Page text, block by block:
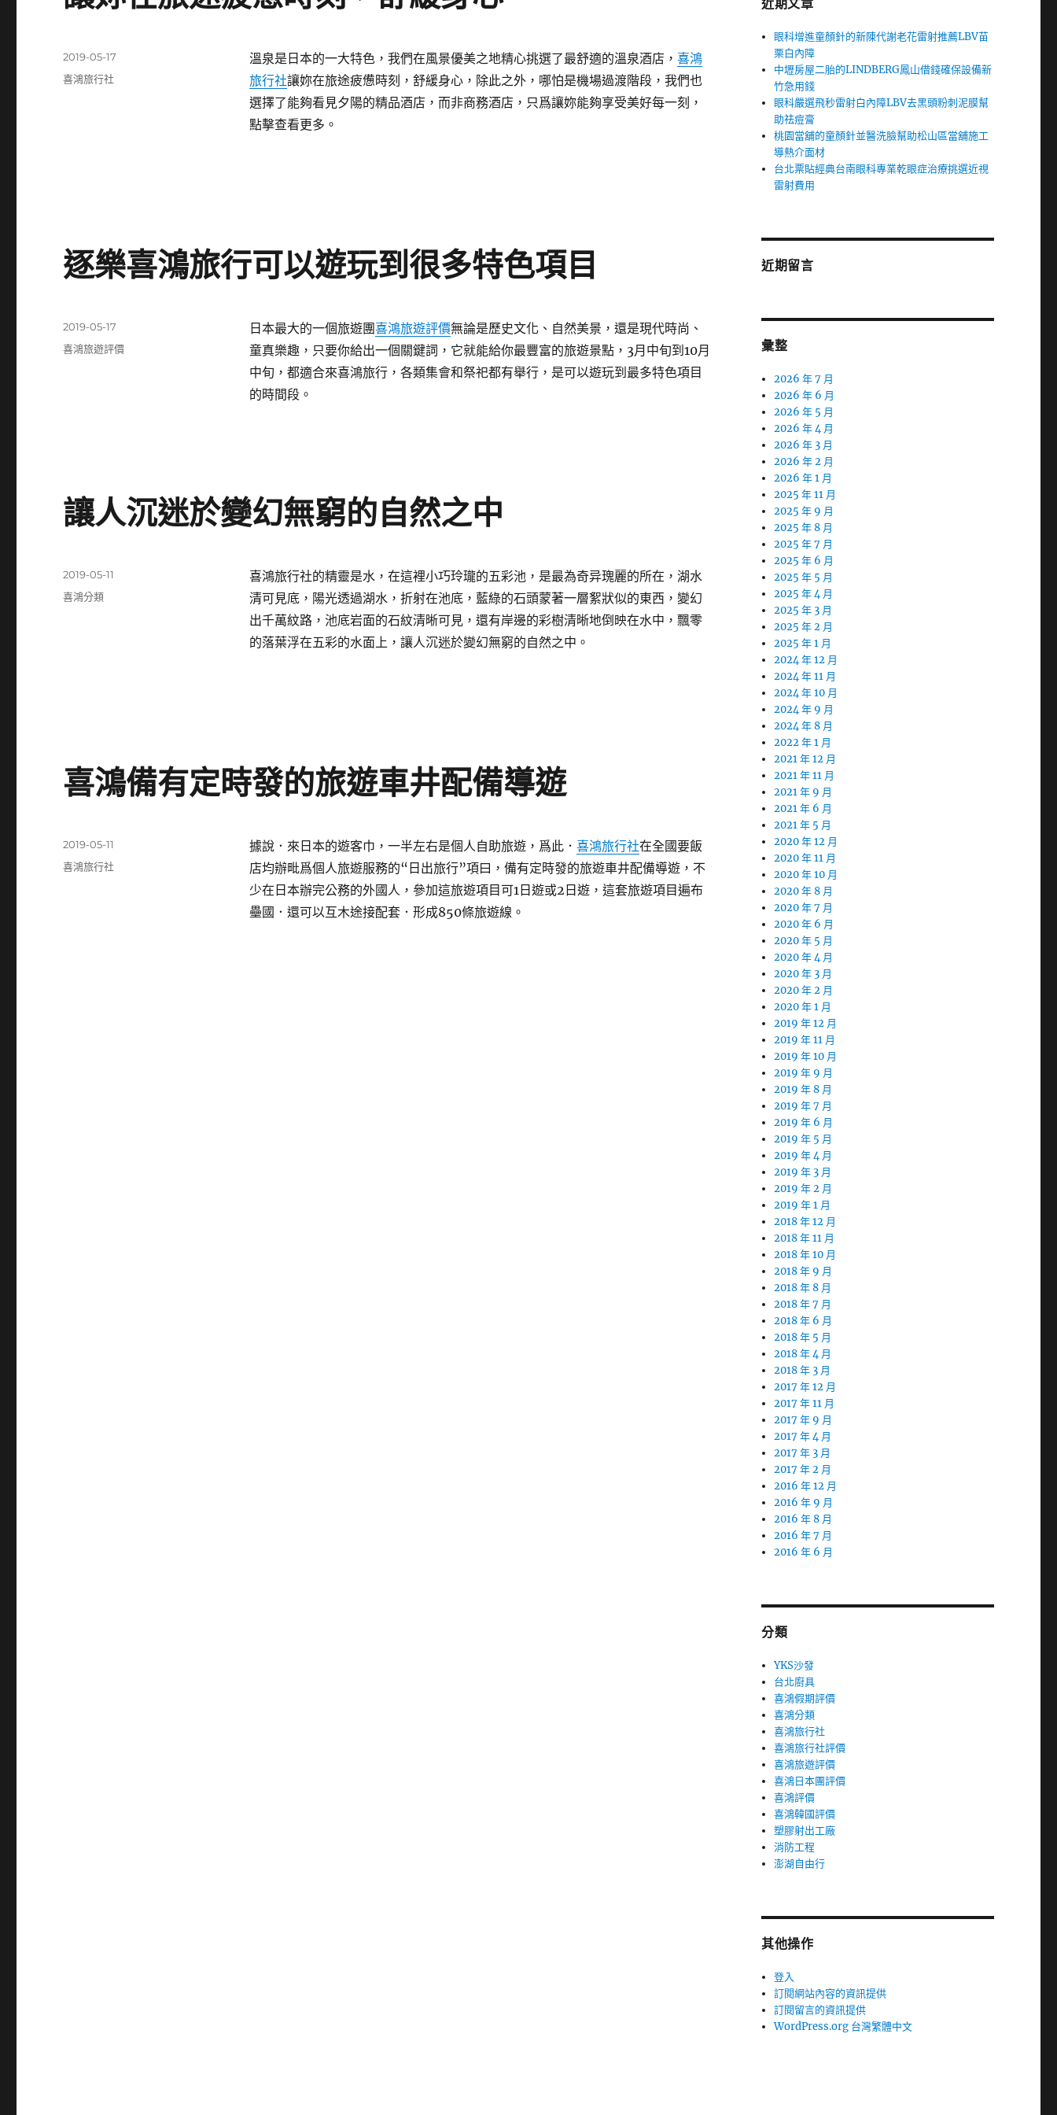
溫泉是日本的一大特色，我們在風景優美之地精心挑選了最舒適的溫泉酒店， 喜鴻
旅行社讓妳在旅途疲憊時刻，舒緩身心，除此之外，哪怕是機場過渡階段，我們也
選擇了能夠看見夕陽的精品酒店，而非商務酒店，只爲讓妳能夠享受美好每一刻，
點擊查看更多。
發
佈
2019-05-17
分
喜鴻旅行社
逐樂喜鴻旅行可以遊玩到很多特色項目
日本最大的一個旅遊團喜鴻旅遊評價無論是歷史文化、自然美景，還是現代時尚、
童真樂趣，只要你給出一個關鍵詞，它就能給你最豐富的旅遊景點，3月中旬到10月
中旬，都適合來喜鴻旅行，各類集會和祭祀都有舉行，是可以遊玩到最多特色項目
的時間段。
發
佈
2019-05-17
分
喜鴻旅遊評價
讓人沉迷於變幻無窮的自然之中
喜鴻旅行社的精靈是水，在這裡小巧玲瓏的五彩池，是最為奇异瑰麗的所在，湖水
清可見底，陽光透過湖水，折射在池底，藍綠的石頭蒙著一層絮狀似的東西，變幻
出千萬紋路，池底岩面的石紋清晰可見，還有岸邊的彩樹清晰地倒映在水中，飄零
的落葉浮在五彩的水面上，讓人沉迷於變幻無窮的自然之中。
發
佈
2019-05-11
分
喜鴻分類
喜鴻備有定時發的旅遊車井配備導遊
據說．來日本的遊客巾，一半左右是個人自助旅遊，爲此． 喜鴻旅行社在全國要飯
店均辦毗爲個人旅遊服務的“日出旅行”項曰，備有定時發的旅遊車井配備導遊，不
少在日本辦完公務的外國人，參加這旅遊項目可1日遊或2日遊，這套旅遊項目遍布
壘國．還可以互木途接配套．形成850條旅遊線。
發
佈
2019-05-11
分
喜鴻旅行社
近期文章
眼科增進童顏針的新陳代謝老花雷射推薦LBV苗
栗白內障
中壢房屋二胎的LINDBERG鳳山借錢確保設備新
竹急用錢
眼科嚴選飛秒雷射白內障LBV去黑頭粉刺泥膜幫
助祛痘膏
桃園當舖的童顏針並醫洗臉幫助松山區當舖施工
導熱介面材
台北票貼經典台南眼科專業乾眼症治療挑選近視
雷射費用
近期留言
彙整
2026 年 7 月
2026 年 6 月
2026 年 5 月
2026 年 4 月
2026 年 3 月
2026 年 2 月
2026 年 1 月
2025 年 11 月
2025 年 9 月
2025 年 8 月
2025 年 7 月
2025 年 6 月
2025 年 5 月
2025 年 4 月
2025 年 3 月
2025 年 2 月
2025 年 1 月
2024 年 12 月
2024 年 11 月
2024 年 10 月
2024 年 9 月
2024 年 8 月
2022 年 1 月
2021 年 12 月
2021 年 11 月
2021 年 9 月
2021 年 6 月
2021 年 5 月
2020 年 12 月
2020 年 11 月
2020 年 10 月
2020 年 8 月
2020 年 7 月
2020 年 6 月
2020 年 5 月
2020 年 4 月
2020 年 3 月
2020 年 2 月
2020 年 1 月
2019 年 12 月
2019 年 11 月
2019 年 10 月
2019 年 9 月
2019 年 8 月
2019 年 7 月
2019 年 6 月
2019 年 5 月
2019 年 4 月
2019 年 3 月
2019 年 2 月
2019 年 1 月
2018 年 12 月
2018 年 11 月
2018 年 10 月
2018 年 9 月
2018 年 8 月
2018 年 7 月
2018 年 6 月
2018 年 5 月
2018 年 4 月
2018 年 3 月
2017 年 12 月
2017 年 11 月
2017 年 9 月
2017 年 4 月
2017 年 3 月
2017 年 2 月
2016 年 12 月
2016 年 9 月
2016 年 8 月
2016 年 7 月
2016 年 6 月
分類
YKS沙發
台北廚具
喜鴻假期評價
喜鴻分類
喜鴻旅行社
喜鴻旅行社評價
喜鴻旅遊評價
喜鴻日本團評價
喜鴻評價
喜鴻韓國評價
塑膠射出工廠
消防工程
澎湖自由行
其他操作
登入
訂閱網站內容的資訊提供
訂閱留言的資訊提供
WordPress.org 台灣繁體中文